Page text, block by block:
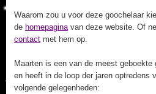
Waarom zou u voor deze goochelaar
de homepaginavan deze website. Of
contact met hem op.
Maarten is een van de meest geboekte
en heeft in de loop der jaren optredens
volgende gelegenheden: